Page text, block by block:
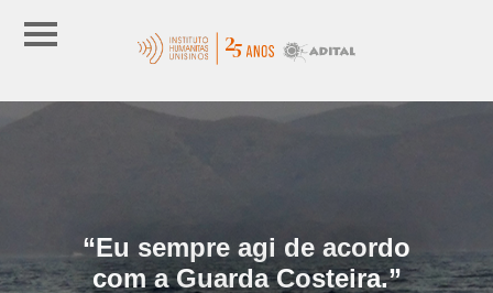
“Eu sempre agi de acordo
com a Guarda Costeira.”